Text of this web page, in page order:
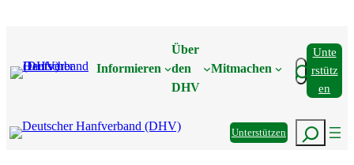
Informieren
Über
den
DHV
Mitmachen Suchen
Unte
Rstütz
En
UnterstützenSuchen